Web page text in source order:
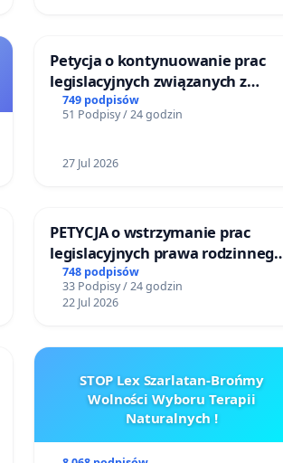
Petycja o kontynuowanie prac
legislacyjnych związanych z
reformą prawa rodzinnego
749 podpisów
51 Podpisy / 24 godzin
27 Jul 2026
PETYCJA o wstrzymanie prac
legislacyjnych prawa rodzinnego
narażających ofiary przemocy
748 podpisów
33 Podpisy / 24 godzin
22 Jul 2026
STOP Lex Szarlatan-Brońmy
Wolności Wyboru Terapii
Naturalnych !